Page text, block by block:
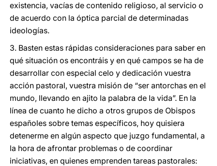
existencia, vacías de contenido religioso, al servicio o
de acuerdo con la óptica parcial de determinadas
ideologías.
3. Basten estas rápidas consideraciones para saber en
qué situación os encontráis y en qué campos se ha de
desarrollar con especial celo y dedicación vuestra
acción pastoral, vuestra misión de “ser antorchas en el
mundo, llevando en ajito la palabra de la vida”. En la
línea de cuanto he dicho a otros grupos de Obispos
españoles sobre temas específicos, hoy quisiera
detenerme en algún aspecto que juzgo fundamental, a
la hora de afrontar problemas o de coordinar
iniciativas, en quienes emprenden tareas pastorales: